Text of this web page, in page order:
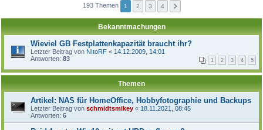
193 Themen 1 2 3 4
Bekanntmachungen
Wieviel GB Festplattenkapazität braucht ihr?
Letzter Beitrag von NItoRF « 14.12.2009, 14:01
Antworten: 83 1 2 3 4 5
Themen
Artikel: NAS für HomeOffice, Hobbyfotographie und Backups
Letzter Beitrag von schmidtsmikey « 18.11.2021, 08:45
Antworten: 6